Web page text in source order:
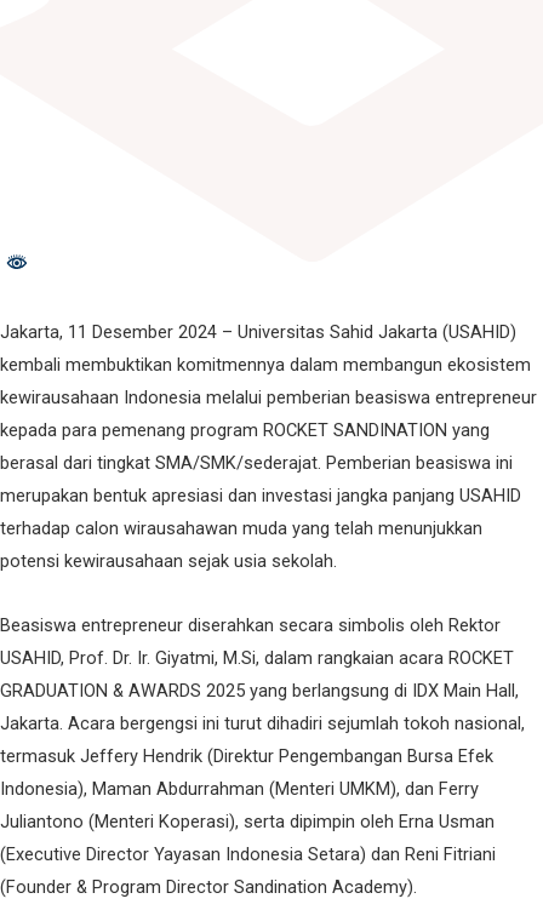
Jakarta, 11 Desember 2024 – Universitas Sahid Jakarta (USAHID)
kembali membuktikan komitmennya dalam membangun ekosistem
kewirausahaan Indonesia melalui pemberian beasiswa entrepreneur
kepada para pemenang program ROCKET SANDINATION yang
berasal dari tingkat SMA/SMK/sederajat. Pemberian beasiswa ini
merupakan bentuk apresiasi dan investasi jangka panjang USAHID
terhadap calon wirausahawan muda yang telah menunjukkan
potensi kewirausahaan sejak usia sekolah.
Beasiswa entrepreneur diserahkan secara simbolis oleh Rektor
USAHID, Prof. Dr. Ir. Giyatmi, M.Si, dalam rangkaian acara ROCKET
GRADUATION & AWARDS 2025 yang berlangsung di IDX Main Hall,
Jakarta. Acara bergengsi ini turut dihadiri sejumlah tokoh nasional,
termasuk Jeffery Hendrik (Direktur Pengembangan Bursa Efek
Indonesia), Maman Abdurrahman (Menteri UMKM), dan Ferry
Juliantono (Menteri Koperasi), serta dipimpin oleh Erna Usman
(Executive Director Yayasan Indonesia Setara) dan Reni Fitriani
(Founder & Program Director Sandination Academy).